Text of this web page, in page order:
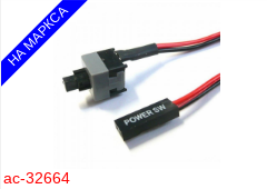
НА МАРКСА
ac-32664